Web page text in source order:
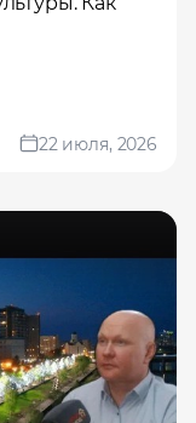
22 июля, 2026